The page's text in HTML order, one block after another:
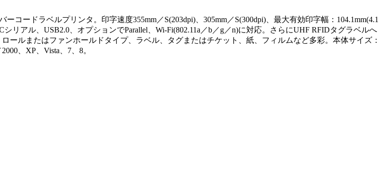
コードラベルプリンタ。印字速度355mm／S(203dpi)、305mm／S(300dpi)、最大有効印字幅：104.1mm(4.1
リアル、USB2.0、オプションでParallel、Wi-Fi(802.11a／b／g／n)に対応。さらにUHF RFIDタグラベルへ
ールまたはファンホールドタイプ、ラベル、タグまたはチケット、紙、フィルムなど多彩。本体サイズ：
、XP、Vista、7、8。